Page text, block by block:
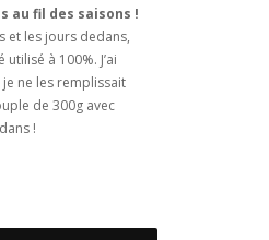
au fil des saisons !
et les jours dedans,
à 100%. J’ai
ne les remplissait
de 300g avec
!